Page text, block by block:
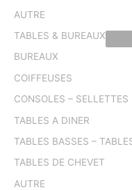
AUTRE
TABLES & BUREAUX
BUREAUX
COIFFEUSES
CONSOLES – SELLETTES
TABLES A DINER
TABLES BASSES –
TABLES DE CHEVET
AUTRE